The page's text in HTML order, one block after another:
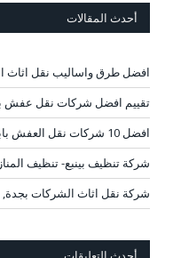
أحدث المقالات
افضل طرق واساليب نقل اثاث
تقييم افضل شركات نقل عفش
افضل 10 شركات نقل العفش بابها- الدومياطي خصم 55%
شركة تنظيف بينبع- تنظيف
شركة نقل اثاث الشركات بجدة,